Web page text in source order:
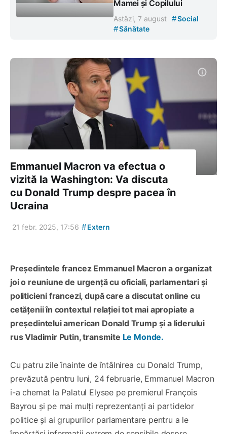
Mamei și Copilului
Astăzi, 7 august #Social
#Sănătate
Emmanuel Macron va efectua o
vizită la Washington: Va discuta
cu Donald Trump despre pacea în
Ucraina
21 febr. 2025, 17:56 #Extern
Președintele francez Emmanuel Macron a organizat
joi o reuniune de urgență cu oficiali, parlamentari și
politicieni francezi, după care a discutat online cu
cetățenii în contextul relației tot mai apropiate a
președintelui american Donald Trump și a liderului
rus Vladimir Putin, transmite Le Monde.
Cu patru zile înainte de întâlnirea cu Donald Trump,
prevăzută pentru luni, 24 februarie, Emmanuel Macron
i-a chemat la Palatul Elysee pe premierul François
Bayrou și pe mai mulți reprezentanți ai partidelor
politice și ai grupurilor parlamentare pentru a le